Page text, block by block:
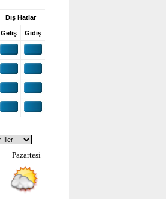
Dış Hatlar
Geliş Gidiş
Pazartesi